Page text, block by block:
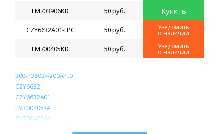
FM703906KD 50 руб. Купить
CZY6632A01-FPC 50 руб. Уведомить
о наличии
FM700405KD 50 руб. Уведомить
о наличии
300-n3803k-a00-v1.0
CZY6632
CZY6632A01
FM700405KA
FM700405Kd